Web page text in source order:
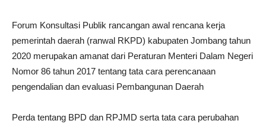
Forum Konsultasi Publik rancangan awal rencana kerja
pemerintah daerah (ranwal RKPD) kabupaten Jombang tahun
2020 merupakan amanat dari Peraturan Menteri Dalam Negeri
Nomor 86 tahun 2017 tentang tata cara perencanaan
pengendalian dan evaluasi Pembangunan Daerah
Perda tentang BPD dan RPJMD serta tata cara perubahan